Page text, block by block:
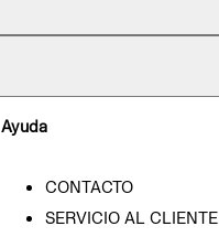
Ayuda
CONTACTO
SERVICIO AL CLIENTE